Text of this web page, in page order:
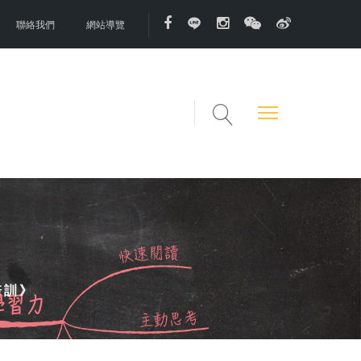
聯絡我們 網站導覽
訓》